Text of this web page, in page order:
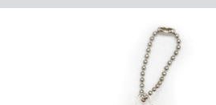
特殊紙一覧
シール帳台紙（8枚セット）